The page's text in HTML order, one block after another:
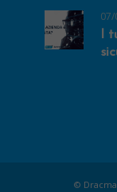
I
© Dracma